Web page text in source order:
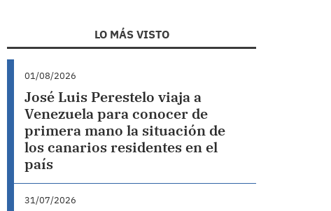
LO MÁS VISTO
01/08/2026
José Luis Perestelo viaja a
Venezuela para conocer de
primera mano la situación de
los canarios residentes en el
país
31/07/2026